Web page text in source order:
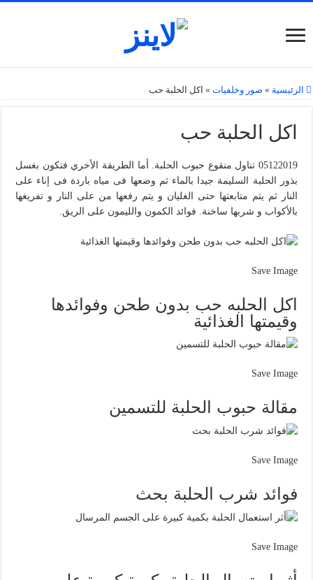
الرئيسية » صور وخلفيات » اكل الحلبة حب
اكل الحلبة حب
05122019 تناول منقوع حبوب الحلبة. أما الطريقة الأخري فتكون بغسل
بذور الحلبة السليمة جيدا بالماء ثم وضعها فى مياه باردة فى إناء على
النار ثم يتم متابعتها حتى الغليان و يتم رفعها من على النار و تفريغها
بالأكواب و شربها ساخنة. فوائد الكمون والليمون على الريق.
Save Image
اكل الحلبه حب بدون طحن وفوائدها
وقيمتها الغذائية
Save Image
مقالة حبوب الحلبة للتسمين
Save Image
فوائد شرب الحلبة بحث
Save Image